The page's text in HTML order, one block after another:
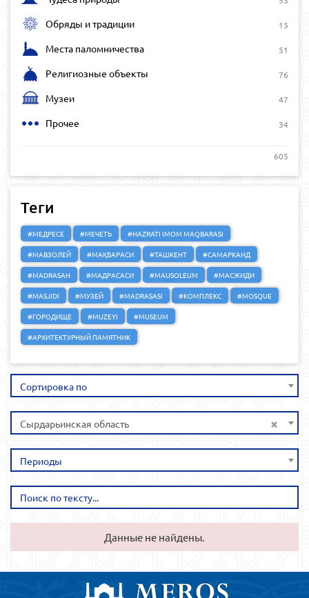
Обряды и традиции 15
Места паломничества 51
Религиозные объекты 76
Музеи 47
Прочее 34
605
Теги
#МЕДРЕСЕ #МЕЧЕТЬ
#HAZRATI IMOM MAQBARASI
#МАВЗОЛЕЙ
#МАҚБАРАСИ #ТАШКЕНТ
#САМАРКАНД
#MADRASAH
#МАДРАСАСИ #MAUSOLEUM
#МАСЖИДИ
#MASJIDI
#МУЗЕЙ #MADRASASI #КОМПЛЕКС
#MOSQUE
#ГОРОДИЩЕ
#MUZEYI
#MUSEUM
#АРХИТЕКТУРНЫЙ ПАМЯТНИК
Сортировка по
×
Сырдарьинская область
Периоды
Данные не найдены.